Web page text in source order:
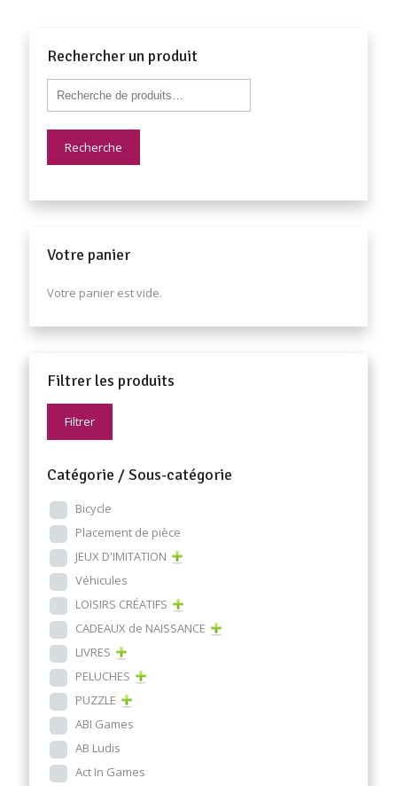
Rechercher un produit
Recherche
Votre panier
Votre panier est vide.
Filtrer les produits
Filtrer
Catégorie / Sous-catégorie
Bicycle
Placement de pièce
JEUX D'IMITATION
Véhicules
LOISIRS CRÉATIFS
CADEAUX de NAISSANCE
LIVRES
PELUCHES
PUZZLE
ABI Games
AB Ludis
Act In Games